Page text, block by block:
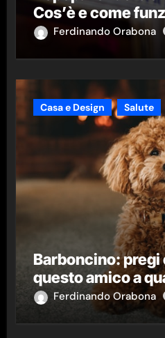
Cos’è e come
Ferdinando Orabona
Casa e Design Salute
Barboncino: pregi
questo amico a
Ferdinando Orabona